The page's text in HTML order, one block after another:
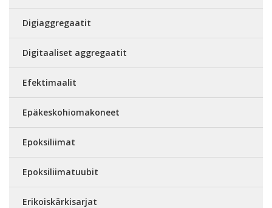
Digiaggregaatit
Digitaaliset aggregaatit
Efektimaalit
Epäkeskohiomakoneet
Epoksiliimat
Epoksiliimatuubit
Erikoiskärkisarjat